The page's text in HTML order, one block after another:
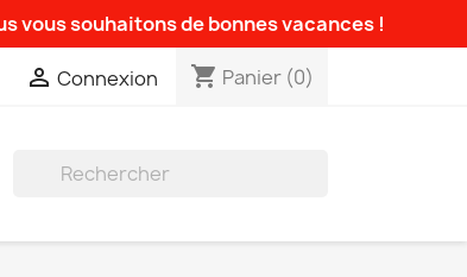
vous souhaitons de bonnes vacances !
 Connexion shopping_cart Panier (0)